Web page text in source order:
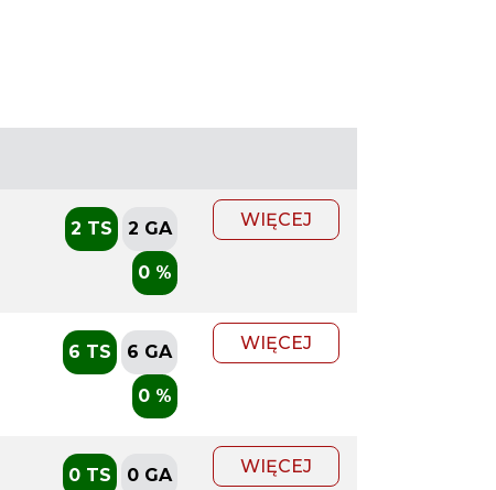
2 TS 2 GA
0 %
WIĘCEJ
6 TS 6 GA
0 %
WIĘCEJ
0 TS 0 GA WIĘCEJ